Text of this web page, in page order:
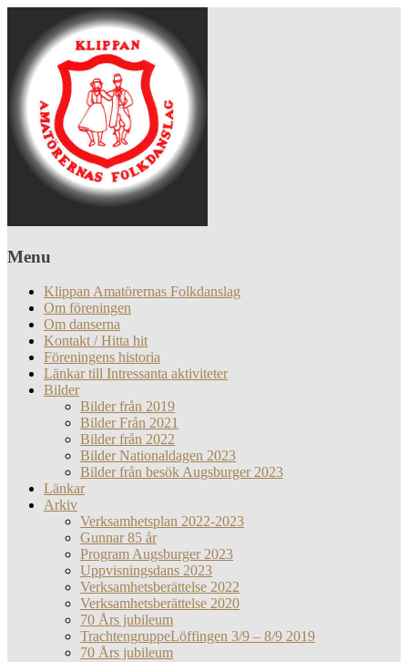
Menu
Klippan Amatörernas Folkdanslag
Om föreningen
Om danserna
Kontakt / Hitta hit
Föreningens historia
Länkar till Intressanta aktiviteter
Bilder
Bilder från 2019
Bilder Från 2021
Bilder från 2022
Bilder Nationaldagen 2023
Bilder från besök Augsburger 2023
Länkar
Arkiv
Verksamhetsplan 2022-2023
Gunnar 85 år
Program Augsburger 2023
Uppvisningsdans 2023
Verksamhetsberättelse 2022
Verksamhetsberättelse 2020
70 Års jubileum
TrachtengruppeLöffingen 3/9 – 8/9 2019
70 Års jubileum